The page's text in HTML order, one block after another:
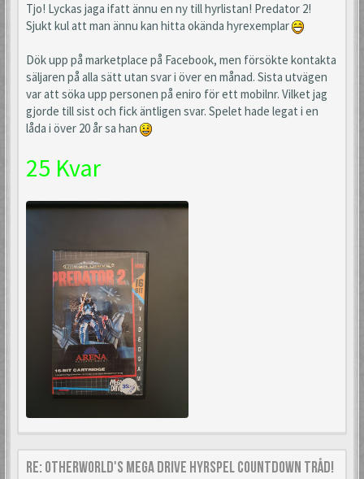
Tjo! Lyckas jaga ifatt ännu en ny till hyrlistan! Predator 2!
Sjukt kul att man ännu kan hitta okända hyrexemplar
Dök upp på marketplace på Facebook, men försökte kontakta
säljaren på alla sätt utan svar i över en månad. Sista utvägen
var att söka upp personen på eniro för ett mobilnr. Vilket jag
gjorde till sist och fick äntligen svar. Spelet hade legat i en
låda i över 20 år sa han
25 Kvar
Re: Otherworld's Mega Drive Hyrspel Countdown Tråd!